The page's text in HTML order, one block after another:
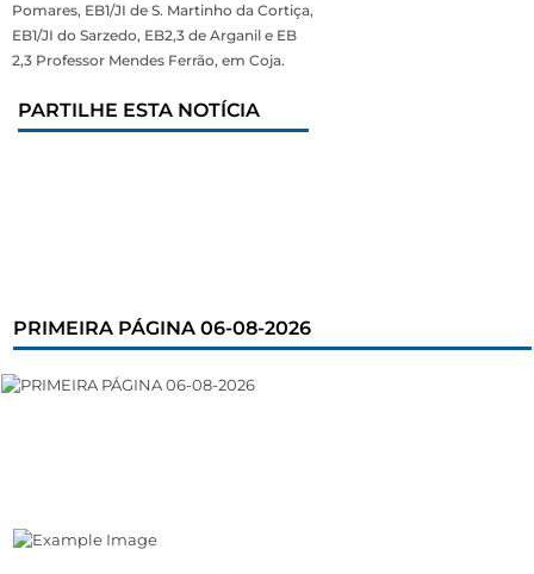
Pomares, EB1/JI de S. Martinho da Cortiça,
EB1/JI do Sarzedo, EB2,3 de Arganil e EB
2,3 Professor Mendes Ferrão, em Coja.
PARTILHE ESTA NOTÍCIA
PRIMEIRA PÁGINA 06-08-2026